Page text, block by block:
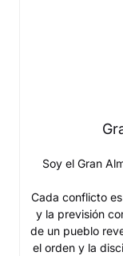
Soy el Gran
Cada conflicto
y la previsión
de un pueblo
el orden y la